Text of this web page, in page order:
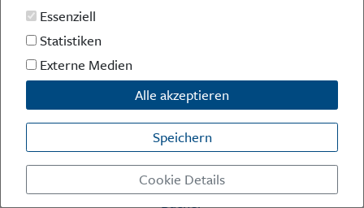
Leben
Geschichte
Ostpreußen
Pommern
Berlin-Brandenburg
Schlesien
Danzig und Westpreußen
Bücher
Essenziell
Statistiken
Externe Medien
Alle akzeptieren
Speichern
Cookie Details